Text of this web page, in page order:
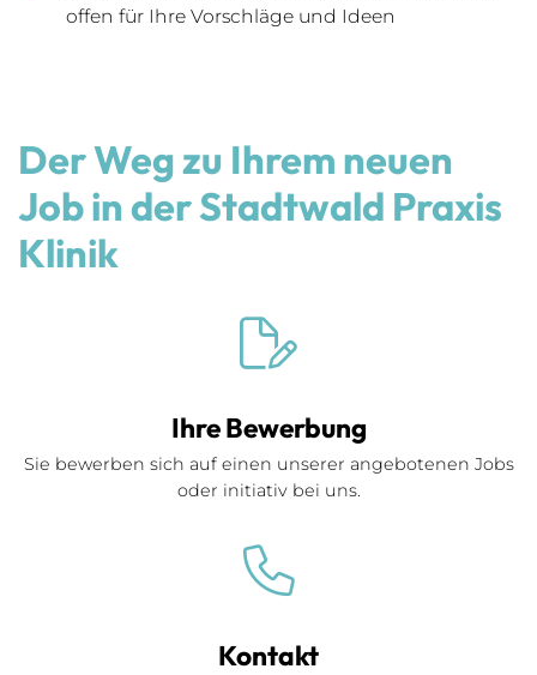
offen für Ihre Vorschläge und Ideen
Der Weg zu Ihrem neuen
Job in der Stadtwald Praxis
Klinik
Ihre Bewerbung
Sie bewerben sich auf einen unserer angebotenen Jobs
oder initiativ bei uns.
Kontakt